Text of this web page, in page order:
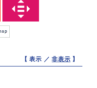
【 表示 ／非表示 】